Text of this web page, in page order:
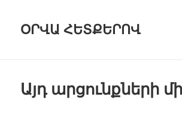
ՕՐՎԱ ՀԵՏՔԵՐՈՎ
Այդ արցունքների